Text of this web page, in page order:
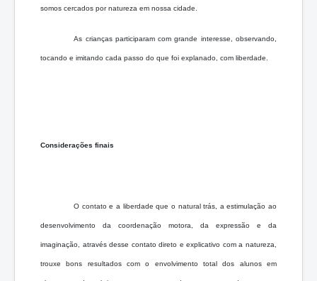
somos cercados por natureza em nossa cidade.
As crianças participaram com grande interesse, observando,
tocando e imitando cada passo do que foi explanado, com liberdade.
Considerações finais
O contato e a liberdade que o natural trás, a estimulação ao
desenvolvimento da coordenação motora, da expressão e da
imaginação, através desse contato direto e explicativo com a natureza,
trouxe bons resultados com o envolvimento total dos alunos em